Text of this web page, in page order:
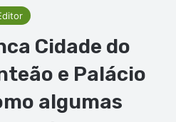
Cidade do
e Palácio
algumas